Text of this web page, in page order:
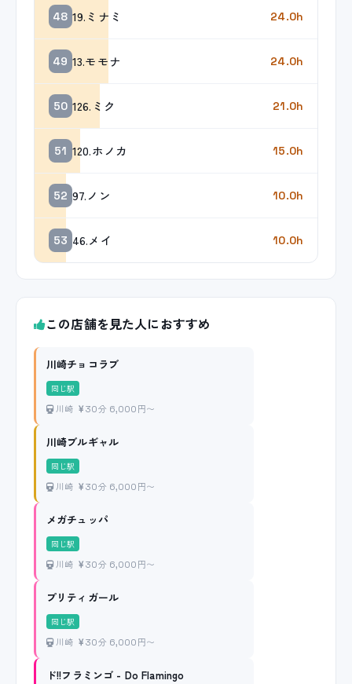
48 19.ミナミ 24.0h
49 13.モモナ 24.0h
50 126.ミク 21.0h
51 120.ホノカ 15.0h
52 97.ノン 10.0h
53 46.メイ 10.0h
この店舗を見た人におすすめ
川崎チョコラブ
同じ駅
川崎 30分 6,000円〜
川崎ブルギャル
同じ駅
川崎 30分 6,000円〜
メガチュッパ
同じ駅
川崎 30分 6,000円〜
プリティガール
同じ駅
川崎 30分 6,000円〜
ド!!フラミンゴ - Do Flamingo